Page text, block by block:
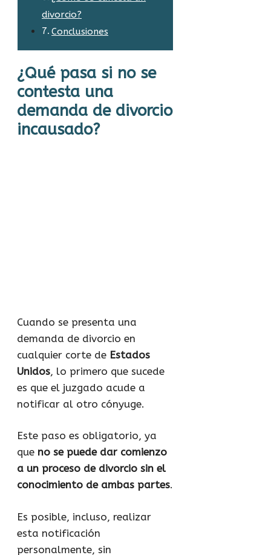
divorcio?
Conclusiones
¿Qué pasa si no se
contesta una
demanda de divorcio
incausado?
Cuando se presenta una
demanda de divorcio en
cualquier corte de Estados
Unidos, lo primero que sucede
es que el juzgado acude a
notificar al otro cónyuge.
Este paso es obligatorio, ya
que no se puede dar comienzo
a un proceso de divorcio sin el
conocimiento de ambas partes.
Es posible, incluso, realizar
esta notificación
personalmente, sin